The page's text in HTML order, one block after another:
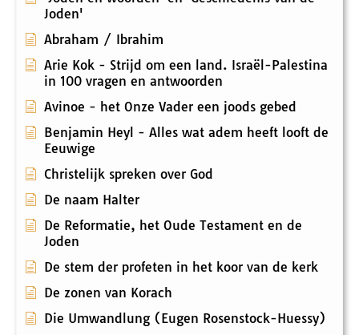
Joden'
Abraham / Ibrahim
Arie Kok - Strijd om een land. Israël-Palestina
in 100 vragen en antwoorden
Avinoe - het Onze Vader een joods gebed
Benjamin Heyl - Alles wat adem heeft looft de
Eeuwige
Christelijk spreken over God
De naam Halter
De Reformatie, het Oude Testament en de
Joden
De stem der profeten in het koor van de kerk
De zonen van Korach
Die Umwandlung (Eugen Rosenstock-Huessy)